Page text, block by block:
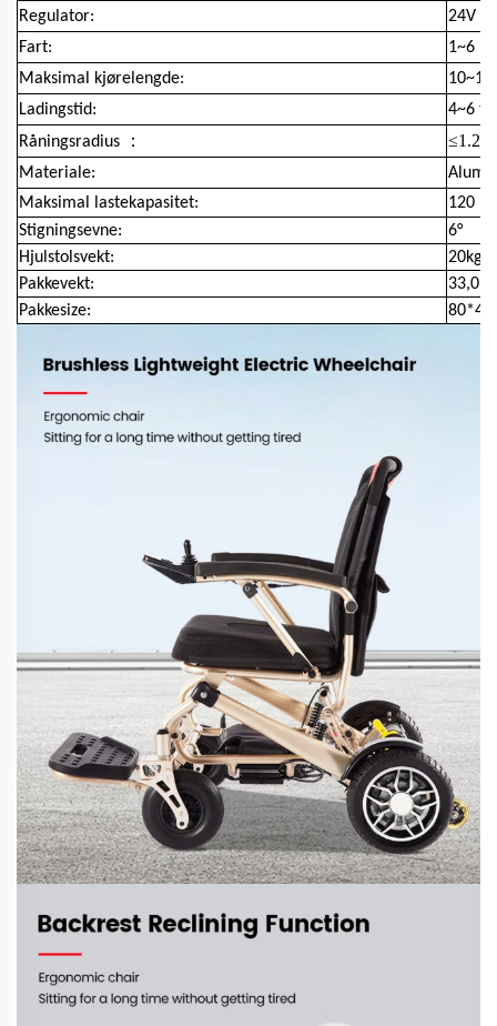
Regulator:
24V /
Fart:
1~6
Maksimal kjørelengde:
10~16
Ladingstid:
4~6
Råningsradius
： ≤1.2
Materiale:
Maksimal lastekapasitet:
120 kg
Stigningsevne:
6°
Hjulstolsvekt:
20kgs
Pakkevekt:
33,0
Pakkesize: